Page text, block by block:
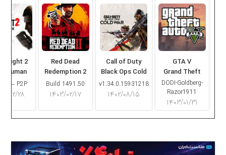
GTA V
Grand Theft
Auto V
DODI-Goldberg-
Razor1911
۱۴۰۳/۰۱/۳۱
Call of Duty
Black Ops Cold
War
v1.34.0.15931218
۱۴۰۲/۰۸/۱۵
Red Dead
Redemption 2
Build 1491.50
۱۴۰۳/۰۲/۱۷
Light 2
Human
– P2P
۱۴۰۳/